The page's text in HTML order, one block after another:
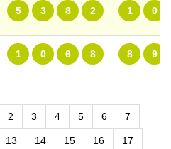
5 3 8 2 1 0
1 0 6 8 8 9
2 3 4 5 6 7
13 14 15 16 17